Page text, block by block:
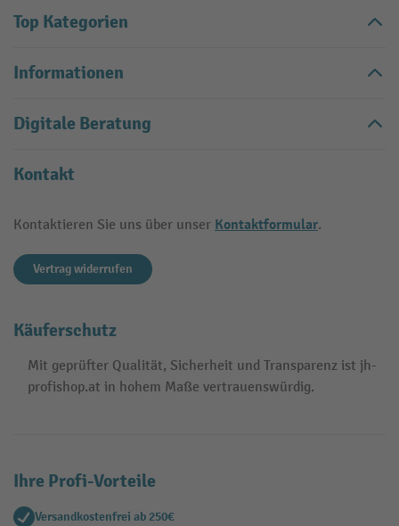
Top Kategorien
Informationen
Digitale Beratung
Kontakt
Kontaktieren Sie uns über unser Kontaktformular.
Vertrag widerrufen
Käuferschutz
Mit geprüfter Qualität, Sicherheit und Transparenz ist jh-
profishop.at in hohem Maße vertrauenswürdig.
Ihre Profi-Vorteile
Versandkostenfrei ab 250€